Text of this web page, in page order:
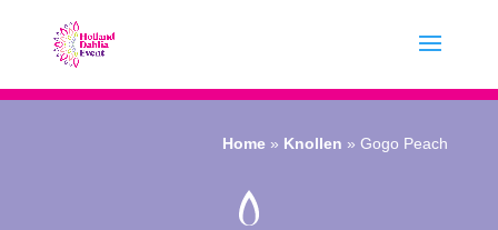
Home » Knollen »Gogo Peach